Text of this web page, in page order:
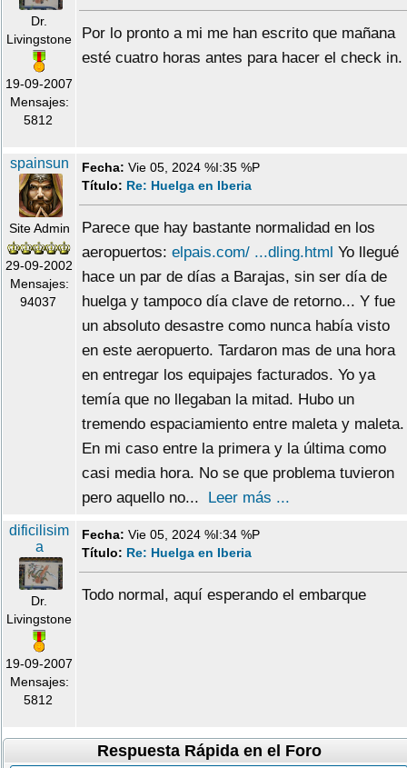
Dr.
Livingstone
19-09-2007
Mensajes:
5812
Por lo pronto a mi me han escrito que mañana
esté cuatro horas antes para hacer el check in.
spainsun
Site Admin
29-09-2002
Mensajes:
94037
Fecha: Vie 05, 2024 %I:35 %P
Título: Re: Huelga en Iberia
Parece que hay bastante normalidad en los
aeropuertos: elpais.com/ ...dling.html Yo llegué
hace un par de días a Barajas, sin ser día de
huelga y tampoco día clave de retorno... Y fue
un absoluto desastre como nunca había visto
en este aeropuerto. Tardaron mas de una hora
en entregar los equipajes facturados. Yo ya
temía que no llegaban la mitad. Hubo un
tremendo espaciamiento entre maleta y maleta.
En mi caso entre la primera y la última como
casi media hora. No se que problema tuvieron
pero aquello no...
Leer más ...
dificilisim
a
Dr.
Livingstone
19-09-2007
Mensajes:
5812
Fecha: Vie 05, 2024 %I:34 %P
Título: Re: Huelga en Iberia
Todo normal, aquí esperando el embarque
Respuesta Rápida en el Foro